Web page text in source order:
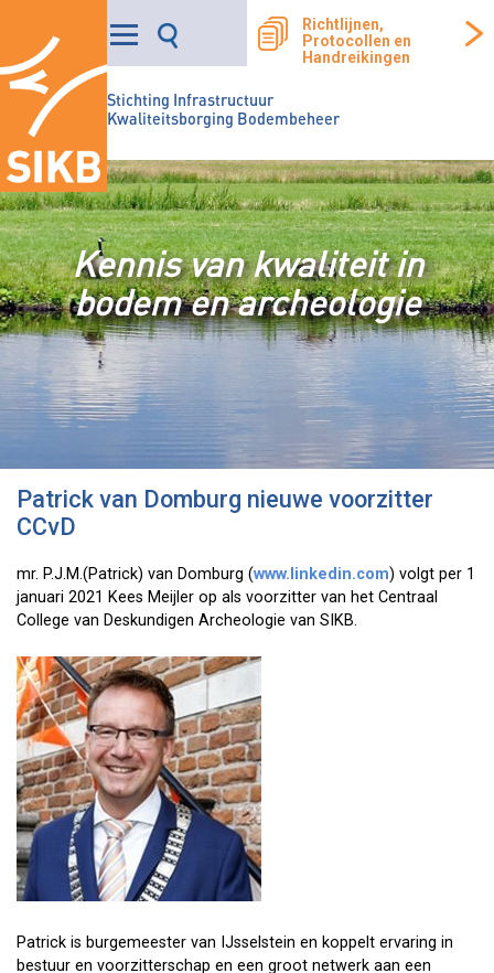
Stichting Infrastructuur
Kwaliteitsborging Bodembeheer
Richtlijnen,
Protocollen en
Handreikingen
Kennis van kwaliteit in
bodem en archeologie
Patrick van Domburg nieuwe voorzitter
CCvD
mr. P.J.M.(Patrick) van Domburg (www.linkedin.com) volgt per 1
januari 2021 Kees Meijler op als voorzitter van het Centraal
College van Deskundigen Archeologie van SIKB.
Patrick is burgemeester van IJsselstein en koppelt ervaring in
bestuur en voorzitterschap en een groot netwerk aan een